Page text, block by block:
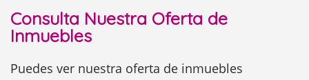
Consulta Nuestra Oferta de
Inmuebles
Puedes ver nuestra oferta de inmuebles